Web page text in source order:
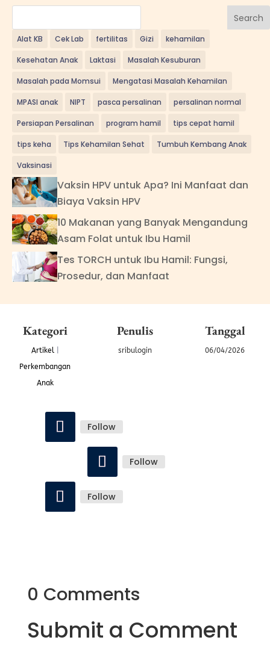
Search
Alat KB Cek Lab fertilitas Gizi kehamilan
Kesehatan Anak Laktasi Masalah Kesuburan
Masalah pada Momsui Mengatasi Masalah Kehamilan
MPASI anak NIPT pasca persalinan persalinan normal
Persiapan Persalinan program hamil tips cepat hamil
tips keha Tips Kehamilan Sehat Tumbuh Kembang Anak
Vaksinasi
Vaksin HPV untuk Apa? Ini Manfaat dan
Biaya Vaksin HPV
10 Makanan yang Banyak Mengandung
Asam Folat untuk Ibu Hamil
Tes TORCH untuk Ibu Hamil: Fungsi,
Prosedur, dan Manfaat
Kategori
Artikel|
Perkembangan
Anak
Penulis
sribulogin
Tanggal
06/04/2026
Follow
Follow
Follow
0 Comments
Submit a Comment